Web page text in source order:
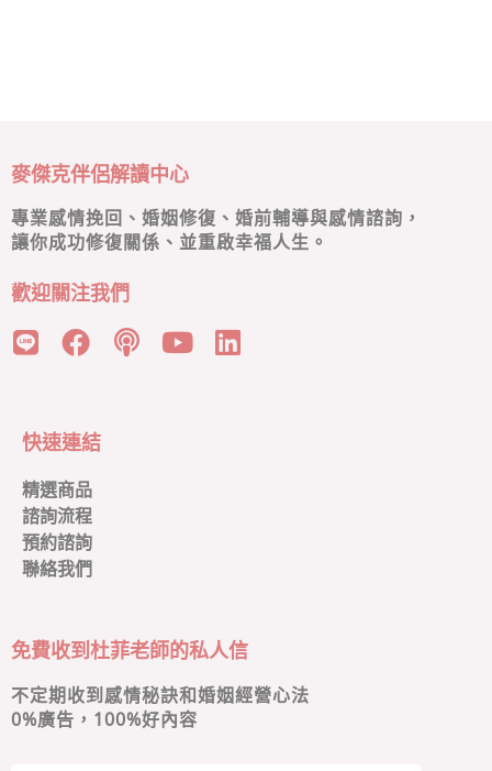
麥傑克伴侶解讀中心
專業感情挽回、婚姻修復、婚前輔導與感情諮詢，
讓你成功修復關係、並重啟幸福人生。
歡迎關注我們
快速連結
精選商品
諮詢流程
預約諮詢
聯絡我們
免費收到杜菲老師的私人信
不定期收到感情秘訣和婚姻經營心法
0%廣告，100%好內容